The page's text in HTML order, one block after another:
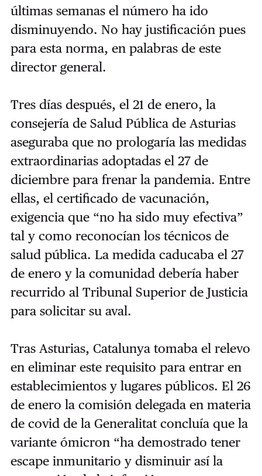
últimas semanas el número ha ido
disminuyendo. No hay justificación pues
para esta norma, en palabras de este
director general.
Tres días después, el 21 de enero, la
consejería de Salud Pública de Asturias
aseguraba que no prologaría las medidas
extraordinarias adoptadas el 27 de
diciembre para frenar la pandemia. Entre
ellas, el certificado de vacunación,
exigencia que “no ha sido muy efectiva”
tal y como reconocían los técnicos de
salud pública. La medida caducaba el 27
de enero y la comunidad debería haber
recurrido al Tribunal Superior de Justicia
para solicitar su aval.
Tras Asturias, Catalunya tomaba el relevo
en eliminar este requisito para entrar en
establecimientos y lugares públicos. El 26
de enero la comisión delegada en materia
de covid de la Generalitat concluía que la
variante ómicron “ha demostrado tener
escape inmunitario y disminuir así la